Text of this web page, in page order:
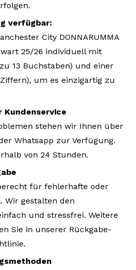
verfügbar:
City DONNARUMMA
25/26 individuell mit
13 Buchstaben) und einer
um es einzigartig zu
Kundenservice
stehen wir Ihnen über
Whatsapp zur Verfügung.
von 24 Stunden.
für fehlerhafte oder
Wir gestalten den
und stressfrei. Weitere
Sie in unserer Rückgabe-